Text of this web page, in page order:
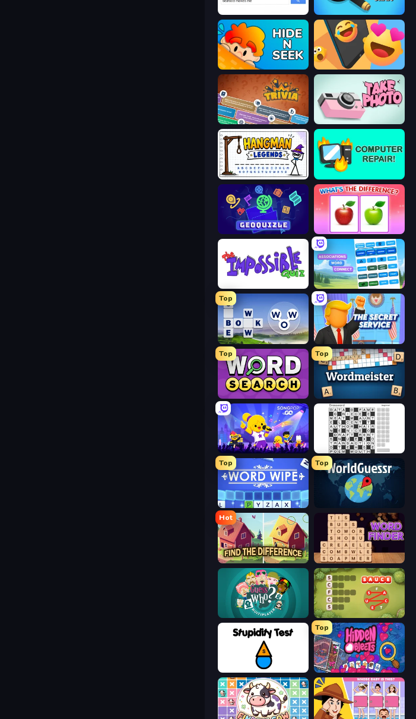
Find Them All!
Hide N Seek Reply Run
Trivia Take Photo
Hangman Legends
GeoQuizle What's The Difference?
Associations - Word Connect
Top
Words of Wonders The Secret Service
Top
Daily Word Search
Top
Wordmeister
SongPop GO Crossword
Top
Word Wipe
Top
WorldGuessr Free GeoGuessr
Hot
Find The Difference Word Finder
Guess Who Online Crocword
Stupidity Test
Top
Hidden Objects